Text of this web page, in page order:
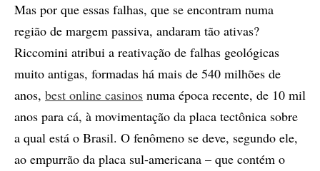
Mas por que essas falhas, que se encontram numa
região de margem passiva, andaram tão ativas?
Riccomini atribui a reativação de falhas geológicas
muito antigas, formadas há mais de 540 milhões de
anos, best online casinos numa época recente, de 10 mil
anos para cá, à movimentação da placa tectônica sobre
a qual está o Brasil. O fenômeno se deve, segundo ele,
ao empurrão da placa sul-americana – que contém o